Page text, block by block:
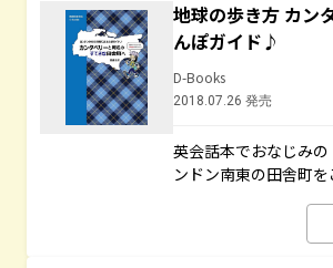
地球の歩き方 カン
んぽガイド♪
D-Books
2018.07.26 発売
英会話本でおなじみ
ンドン南東の田舎町を